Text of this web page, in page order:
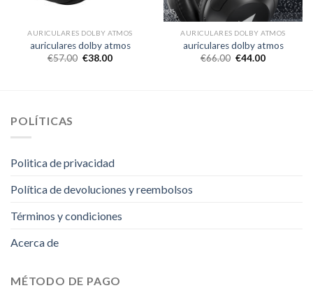
AURICULARES DOLBY ATMOS
auriculares dolby atmos
€57.00 €38.00
AURICULARES DOLBY ATMOS
auriculares dolby atmos
€66.00 €44.00
POLÍTICAS
Politica de privacidad
Política de devoluciones y reembolsos
Términos y condiciones
Acerca de
MÉTODO DE PAGO